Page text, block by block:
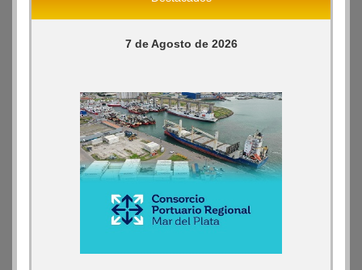
7 de Agosto de 2026